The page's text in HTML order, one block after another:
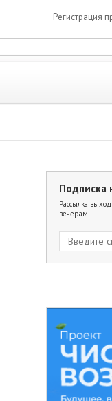
Регистрация
Подписка
Рассылка
вечерам.